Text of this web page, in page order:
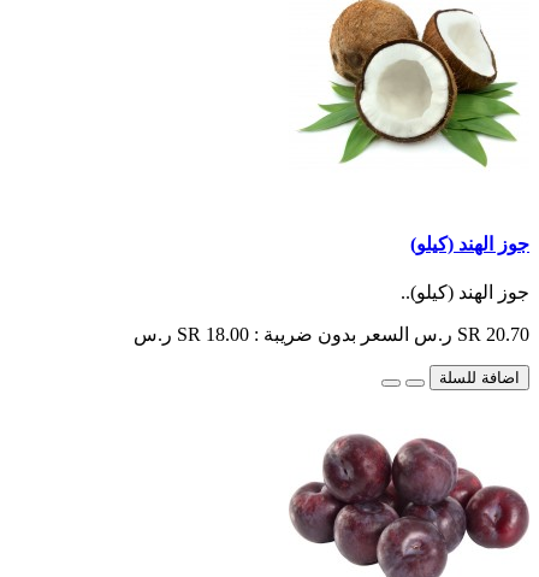
جوز الهند (كيلو)
جوز الهند (كيلو)..
SR 20.70 ر.س السعر بدون ضريبة : SR 18.00 ر.س
اضافة للسلة